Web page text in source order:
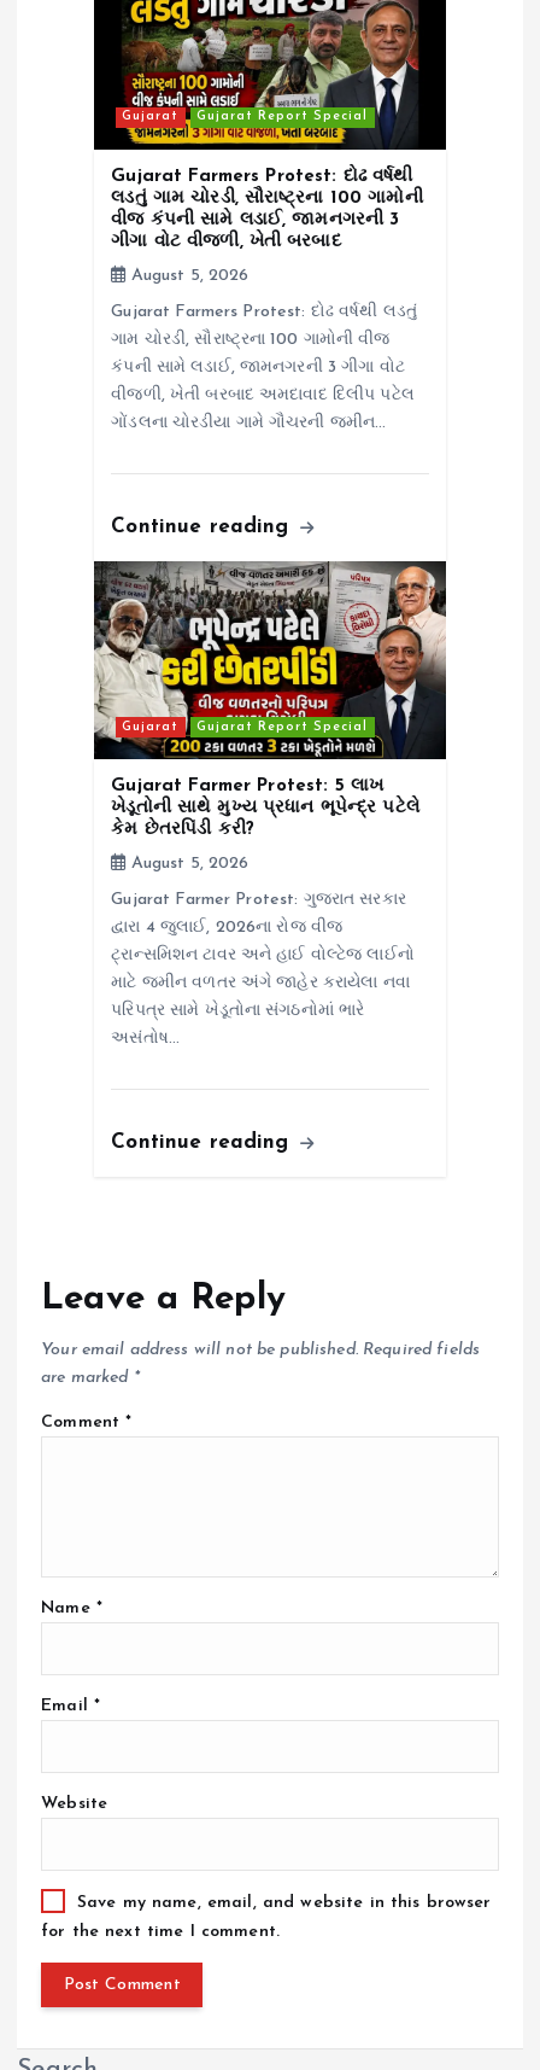
Gujarat Gujarat Report Special
Gujarat Farmers Protest: દોઢ વર્ષથી
લડતું ગામ ચોરડી, સૌરાષ્ટ્રના 100 ગામોની
વીજ કંપની સામે લડાઈ, જામનગરની 3
ગીગા વોટ વીજળી, ખેતી બરબાદ
August 5, 2026
Gujarat Farmers Protest: દોઢ વર્ષથી લડતું
ગામ ચોરડી, સૌરાષ્ટ્રના 100 ગામોની વીજ
કંપની સામે લડાઈ, જામનગરની 3 ગીગા વોટ
વીજળી, ખેતી બરબાદ અમદાવાદ દિલીપ પટેલ
ગોંડલના ચોરડીયા ગામે ગૌચરની જમીન…
Continue reading
Gujarat Gujarat Report Special
Gujarat Farmer Protest: 5 લાખ
ખેડૂતોની સાથે મુખ્ય પ્રધાન ભૂપેન્દ્ર પટેલે
કેમ છેતરપિંડી કરી?
August 5, 2026
Gujarat Farmer Protest: ગુજરાત સરકાર
દ્વારા 4 જુલાઈ, 2026ના રોજ વીજ
ટ્રાન્સમિશન ટાવર અને હાઈ વોલ્ટેજ લાઈનો
માટે જમીન વળતર અંગે જાહેર કરાયેલા નવા
પરિપત્ર સામે ખેડૂતોના સંગઠનોમાં ભારે
અસંતોષ…
Continue reading
Leave a Reply
Your email address will not be published. Required fields
are marked *
Comment*
Name *
Email *
Website
Save my name, email, and website in this browser
for the next time I comment.